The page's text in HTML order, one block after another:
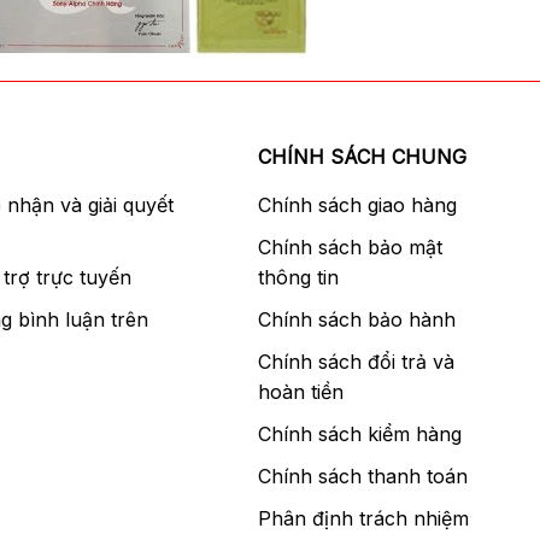
và giải quyết
trực tuyến
bình luận trên
CHÍNH SÁCH CHUNG
Chính sách giao hàng
Chính sách bảo mật
thông tin
Chính sách bảo hành
Chính sách đổi trả và
hoàn tiền
Chính sách kiểm hàng
Chính sách thanh toán
Phân định trách nhiệm